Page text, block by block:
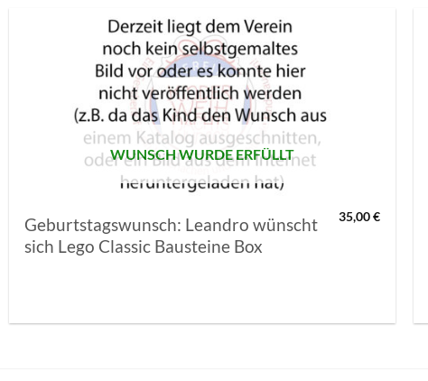
WUNSCH WURDE ERFÜLLT
Geburtstagswunsch: Leandro wünscht
sich Lego Classic Bausteine Box
35,00€